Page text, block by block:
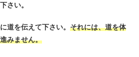
さい。
道を伝えて下さい。 それには、道を体
みません。